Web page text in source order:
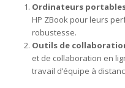
Ordinateurs
HP ZBook pour leurs
robustesse.
Outils de
et de collaboration en
travail d’équipe à